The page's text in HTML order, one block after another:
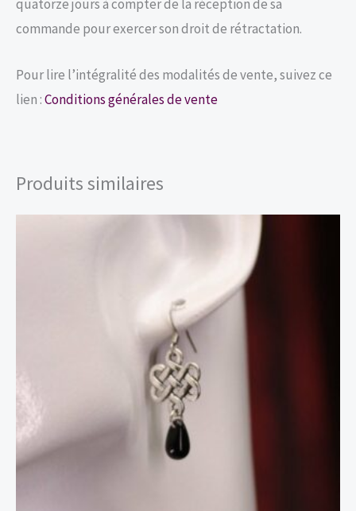
quatorze jours à compter de la réception de sa
commande pour exercer son droit de rétractation.
Pour lire l’intégralité des modalités de vente, suivez ce
lien :Conditions générales de vente
Produits similaires